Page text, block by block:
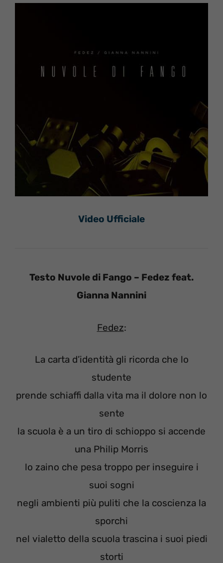
Video Ufficiale
Testo Nuvole di Fango – Fedez feat.
Gianna Nannini
Fedez:
La carta d’identità gli ricorda che lo
studente
prende schiaffi dalla vita ma il dolore non lo
sente
la scuola è a un tiro di schioppo si accende
una Philip Morris
lo zaino che pesa troppo per inseguire i
suoi sogni
negli ambienti più puliti che la coscienza la
sporchi
nel vialetto della scuola trascina i suoi piedi
storti